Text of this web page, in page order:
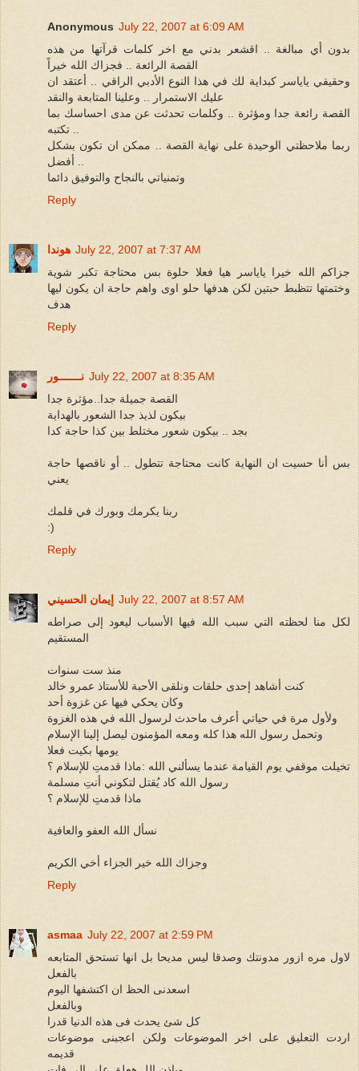
Anonymous July 22, 2007 at 6:09 AM
بدون أي مبالغة .. اقشعر بدني مع اخر كلمات قرآتها من هذه
القصة الرائعة .. فجزاك الله خيراً
وحقيقي ياياسر كبداية لك في هذا النوع الأدبي الراقي .. أعتقد ان
عليك الاستمرار .. وعلينا المتابعة والنقد
القصة رائعة جدا ومؤثرة .. وكلمات تحدثت عن مدى احساسك بما
ربما ملاحظتي الوحيدة على نهاية القصة .. ممكن ان تكون بشكل
وتمنياتي بالنجاح والتوفيق دائما
Reply
هوندا July 22, 2007 at 7:37 AM
جزاكم الله خيرا ياياسر هيا فعلا حلوة بس محتاجة تكبر شوية
وختمتها تتظبط حبتين لكن هدفها حلو اوى واهم حاجة ان يكون ليها
هدف
Reply
نـــــــور July 22, 2007 at 8:35 AM
القصة جميلة جدا..مؤثرة جدا
بيكون لذيذ جدا الشعور بالهداية
بجد .. بيكون شعور مختلط بين كذا حاجة كدا
بس أنا حسيت ان النهاية كانت محتاجة تتطول .. أو ناقصها حاجة
يعني
ربنا يكرمك وبورك في قلمك
:)
Reply
إيمان الحسيني
July 22, 2007 at 8:57 AM
لكل منا لحظته التي سبب الله فيها الأسباب ليعود إلى صراطه
المستقيم
منذ ست سنوات
كنت أشاهد إحدى حلقات ونلقى الأحبة للأستاذ عمرو خالد
وكان يحكي فيها عن غزوة أحد
ولأول مرة في حياتي أعرف ماحدث لرسول الله في هذه الغزوة
وتحمل رسول الله هذا كله ومعه المؤمنون ليصل إلينا الإسلام
يومها بكيت فعلا
تخيلت موقفي يوم القيامة عندما يسألني الله :ماذا قدمتِ للإسلام ؟
رسول الله كاد يُقتل لتكوني أنتِ مسلمة
ماذا قدمتِ للإسلام ؟
نسأل الله العفو والعافية
وجزاك الله خير الجزاء أخي الكريم
Reply
asmaa July 22, 2007 at 2:59 PM
لاول مره ازور مدونتك وصدقا ليس مديحا بل انها تستحق المتابعه
بالفعل
اسعدنى الحظ ان اكتشفها اليوم
وبالفعل
كل شئ يحدث فى هذه الدنيا قدرا
اردت التعليق على اخر الموضوعات ولكن اعجبنى موضوعات
قديمه